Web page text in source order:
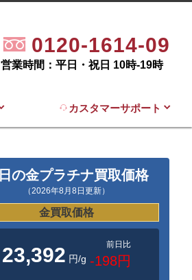
0120-1614-09
営業時間：平日・祝日 10時-19時
カスタマーサポート
の金プラチナ買取価格
（2026年8月8日更新）
金買取価格
23,392 円/g
前日比
-198円